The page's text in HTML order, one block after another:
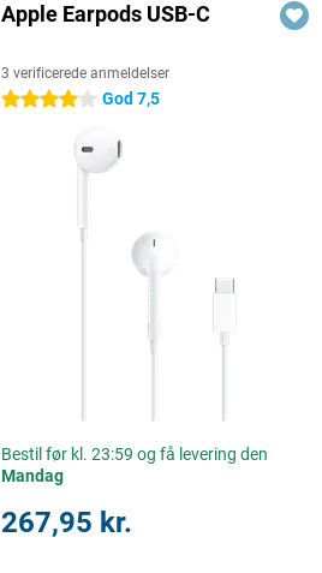
Apple Earpods USB-C
3 verificerede anmeldelser
4 stjerner God 7,5
Bestil før kl. 23:59 og få levering den
Mandag
267,95 kr.